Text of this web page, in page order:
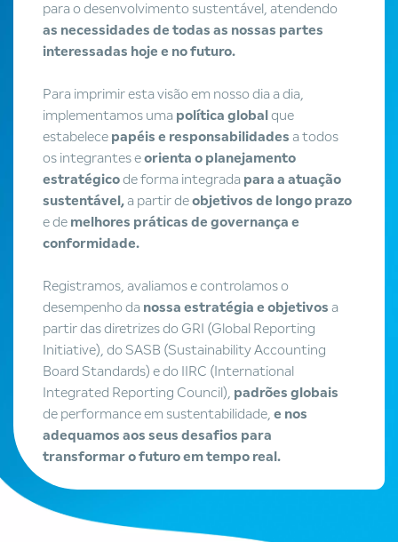
para o desenvolvimento sustentável, atendendo
as necessidades de todas as nossas partes
interessadas hoje e no futuro.
Para imprimir esta visão em nosso dia a dia,
implementamos uma política global que
estabelece papéis e responsabilidadesa todos
os integrantes eorienta o planejamento
estratégicode forma integrada para a atuação
sustentável,a partir deobjetivos de longo prazo
e de melhores práticas de governança e
conformidade.
Registramos, avaliamos e controlamos o
desempenho da nossa estratégia e objetivos a
partir das diretrizes do GRI (Global Reporting
Initiative), do SASB (Sustainability Accounting
Board Standards) e do IIRC (International
Integrated Reporting Council), padrões globais
de performance em sustentabilidade,e nos
adequamos aos seus desafios para
transformar o futuro em tempo real.